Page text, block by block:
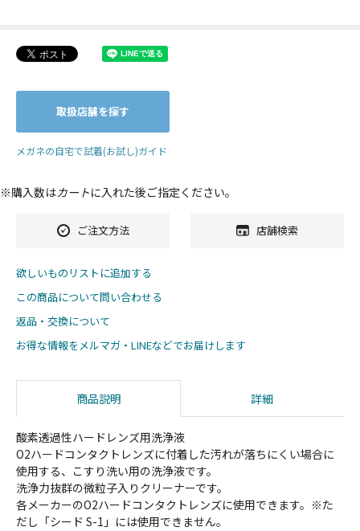
取扱店舗を探す
メガネの自宅で試着(お試し)ガイド
※購入数はカートに入れた後ご指定ください。
ご注文方法 店舗検索
欲しいものリストに追加する
この商品について問い合わせる
返品・交換について
お得な情報をメルマガ・LINEなどでお届けします
商品説明 詳細
酸素透過性ハードレンズ用洗浄液
O2ハードコンタクトレンズに付着した汚れが落ちにくい場合に
使用する、こすり洗い用の洗浄液です。
洗浄力抜群の微粒子入りクリーナーです。
各メーカーのO2ハードコンタクトレンズに使用できます。※た
だし「シード S-1」には使用できません。